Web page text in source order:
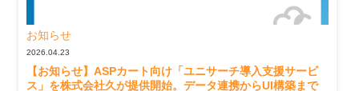
お知らせ
2026.04.23
【お知らせ】ASPカート向け「ユニサーチ導入支援サービ
ス」を株式会社久が提供開始。データ連携からUI構築まで